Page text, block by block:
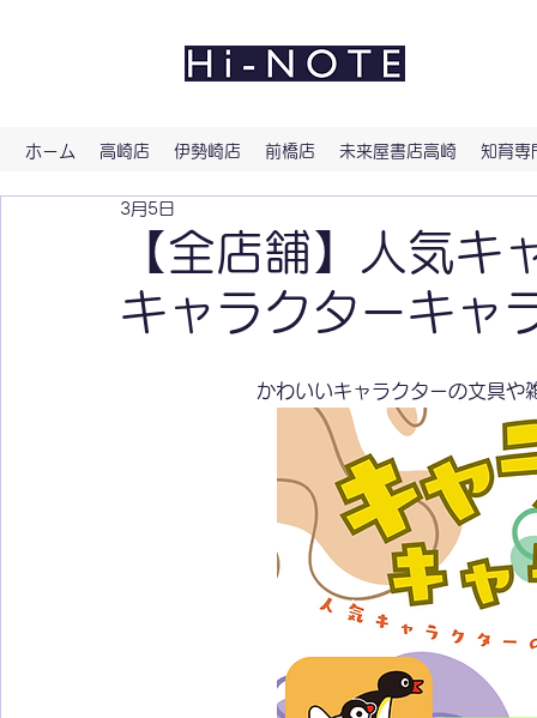
ホーム 高崎店 伊勢崎店 前橋店 未来屋書店高崎 知育
【全店舗】人気キ
キャラクターキャ
3月5日
かわいいキャラクターの文具や